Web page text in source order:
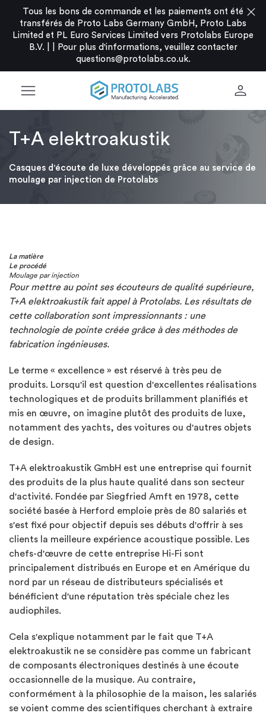
Tous les bons de commande et les paiements ont été
transférés de Proto Labs Germany GmbH, Proto Labs
Limited et PL Euro Services Limited vers Protolabs Europe
B.V. |
Pour plus d'informations, veuillez contacter
questions@protolabs.co.uk.
close
menu person
T+A elektroakustik
Casques d'écoute de luxe développés grâce au service de
moulage par injection de Protolabs
La matière
Le procédé
Moulage par injection
Pour mettre au point ses écouteurs de qualité supérieure,
T+A elektroakustik fait appel à Protolabs. Les résultats de
cette collaboration sont impressionnants : une
technologie de pointe créée grâce à des méthodes de
fabrication ingénieuses.
Le terme « excellence » est réservé à très peu de
produits. Lorsqu'il est question d'excellentes réalisations
technologiques et de produits brillamment planifiés et
mis en œuvre, on imagine plutôt des produits de luxe,
notamment des yachts, des voitures ou d'autres objets
de design.
T+A elektroakustik GmbH est une entreprise qui fournit
des produits de la plus haute qualité dans son secteur
d'activité. Fondée par Siegfried Amft en 1978, cette
société basée à Herford emploie près de 80 salariés et
s'est fixé pour objectif depuis ses débuts d'offrir à ses
clients la meilleure expérience acoustique possible. Les
chefs-d'œuvre de cette entreprise Hi-Fi sont
principalement distribués en Europe et en Amérique du
nord par un réseau de distributeurs spécialisés et
bénéficient d'une réputation très spéciale chez les
audiophiles.
Cela s'explique notamment par le fait que T+A
elektroakustik ne se considère pas comme un fabricant
de composants électroniques destinés à une écoute
occasionnelle de la musique. Au contraire,
conformément à la philosophie de la maison, les salariés
se voient comme des scientifiques cherchant à extraire